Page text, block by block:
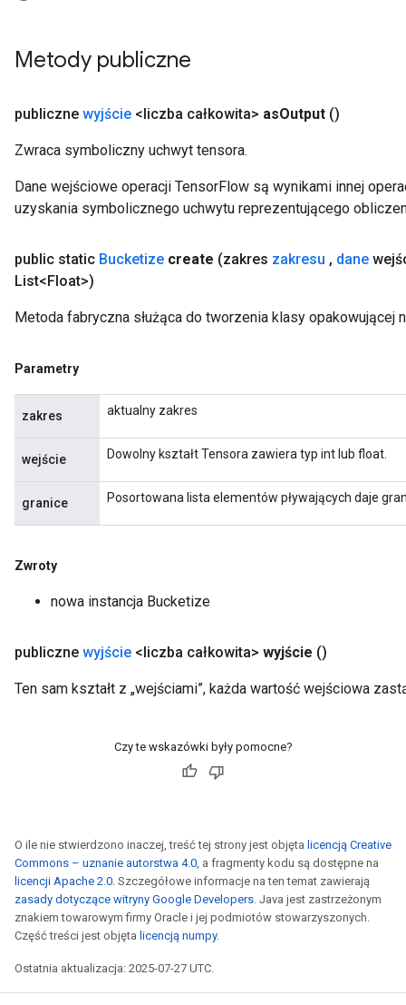
Metody publiczne
publiczne wyjście <liczba całkowita> asOutput ()
Zwraca symboliczny uchwyt tensora.
Dane wejściowe operacji TensorFlow są wynikami innej
uzyskania symbolicznego uchwytu reprezentującego
public static Bucketize create (zakres zakresu , dane
List<Float>)
Metoda fabryczna służąca do tworzenia klasy opakowującej
Parametry
zakres aktualny zakres
wejście Dowolny kształt Tensora zawiera typ int lub float.
granice Posortowana lista elementów pływających daje
Zwroty
nowa instancja Bucketize
publiczne wyjście <liczba całkowita> wyjście ()
Ten sam kształt z „wejściami”, każda wartość wejściowa
Czy te wskazówki były pomocne?
O ile nie stwierdzono inaczej, treść tej strony jest objęta licencją Creative
Commons – uznanie autorstwa 4.0, a fragmenty kodu są dostępne na
licencji Apache 2.0. Szczegółowe informacje na ten temat zawierają
zasady dotyczące witryny Google Developers. Java jest zastrzeżonym
znakiem towarowym firmy Oracle i jej podmiotów stowarzyszonych.
Część treści jest objęta licencją numpy.
Ostatnia aktualizacja: 2025-07-27 UTC.